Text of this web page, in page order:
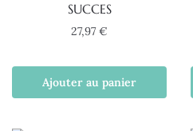
SUCCES
27,97€
Ajouter au panier